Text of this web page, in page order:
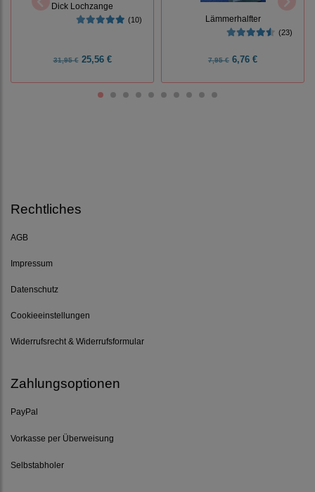
Dick Lochzange
(10)
31,95 €25,56 €
Lämmerhalfter
(23)
7,95 € 6,76 €
Rechtliches
AGB
Impressum
Datenschutz
Cookieeinstellungen
Widerrufsrecht & Widerrufsformular
Zahlungsoptionen
PayPal
Vorkasse per Überweisung
Selbstabholer